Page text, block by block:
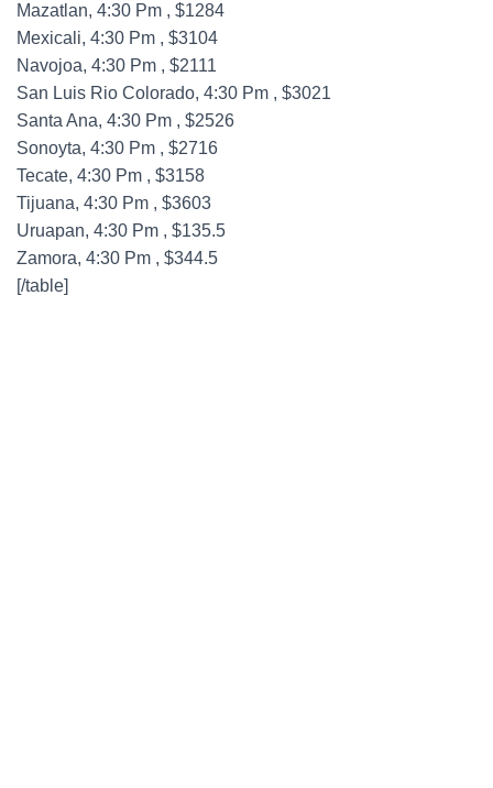
Mazatlan, 4:30 Pm , $1284
Mexicali, 4:30 Pm , $3104
Navojoa, 4:30 Pm , $2111
San Luis Rio Colorado, 4:30 Pm , $3021
Santa Ana, 4:30 Pm , $2526
Sonoyta, 4:30 Pm , $2716
Tecate, 4:30 Pm , $3158
Tijuana, 4:30 Pm , $3603
Uruapan, 4:30 Pm , $135.5
Zamora, 4:30 Pm , $344.5
[/table]